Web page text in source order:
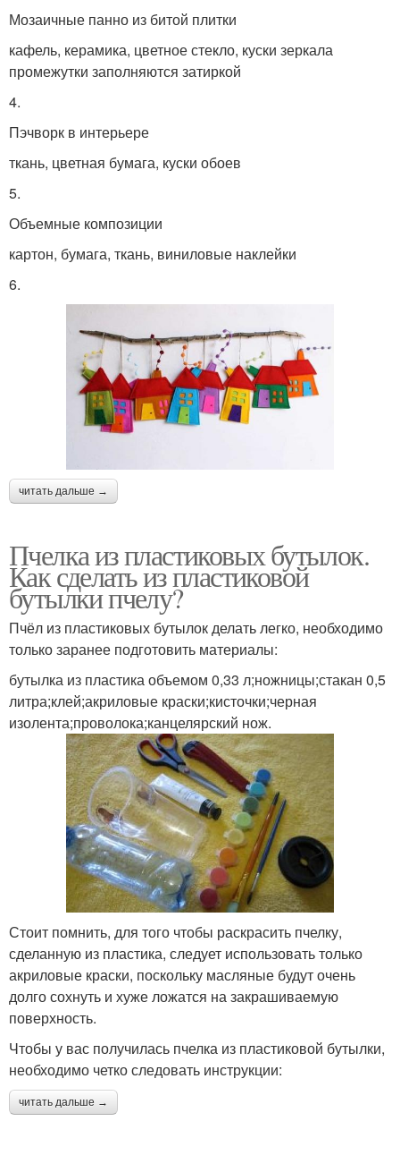
Мозаичные панно из битой плитки
кафель, керамика, цветное стекло, куски зеркала
промежутки заполняются затиркой
4.
Пэчворк в интерьере
ткань, цветная бумага, куски обоев
5.
Объемные композиции
картон, бумага, ткань, виниловые наклейки
6.
читать дальше →
Пчелка из пластиковых бутылок.
Как сделать из пластиковой
бутылки пчелу?
Пчёл из пластиковых бутылок делать легко, необходимо
только заранее подготовить материалы:
бутылка из пластика объемом 0,33 л;ножницы;стакан 0,5
литра;клей;акриловые краски;кисточки;черная
изолента;проволока;канцелярский нож.
Стоит помнить, для того чтобы раскрасить пчелку,
сделанную из пластика, следует использовать только
акриловые краски, поскольку масляные будут очень
долго сохнуть и хуже ложатся на закрашиваемую
поверхность.
Чтобы у вас получилась пчелка из пластиковой бутылки,
необходимо четко следовать инструкции:
читать дальше →